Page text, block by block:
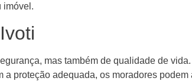
imóvel.
mas também de qualidade de
proteção adequada, os moradores